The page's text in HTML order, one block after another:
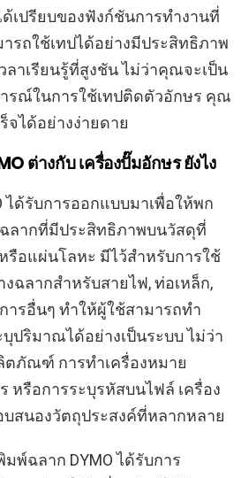
ด้เปรียบของฟังก์ชันการทำงานที่
รถใช้เทปได้อย่างมีประสิทธิภาพ
ลาเรียนรู้ที่สูงชัน ไม่ว่าคุณจะเป็น
รณ์ในการใช้เทปติดตัวอักษร คุณ
จได้อย่างง่ายดาย
ต่างกับ เครื่องปั๊มอักษร ยังไง
ได้รับการออกแบบมาเพื่อให้พก
ลากที่มีประสิทธิภาพบนวัสดุที่
อแผ่นโลหะ มีไว้สำหรับการใช้
งฉลากสำหรับสายไฟ, ท่อเหล็ก,
ารอื่นๆ ทำให้ผู้ใช้สามารถทำ
ปริมาณได้อย่างเป็นระบบ ไม่ว่า
ตภัณฑ์ การทำเครื่องหมาย
หรือการระบุรหัสบนไฟล์ เครื่อง
บสนองวัตถุประสงค์ที่หลากหลาย
พ์ฉลาก DYMO ได้รับการ